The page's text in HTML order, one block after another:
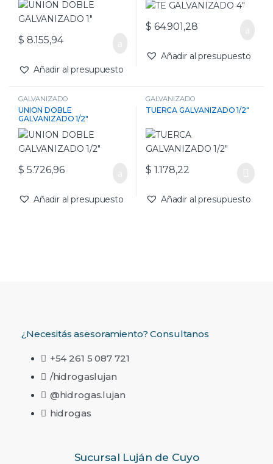
$ 8.155,94
Añadir al presupuesto
$ 64.901,28
Añadir al presupuesto
GALVANIZADO
UNION DOBLE
GALVANIZADO 1/2″
$ 5.726,96
Añadir al presupuesto
GALVANIZADO
TUERCA GALVANIZADO 1/2″
$ 1.178,22
Añadir al presupuesto
¿Necesitás asesoramiento? Consultanos
+54 261 5 087 721
/hidrogaslujan
@hidrogas.lujan
hidrogas
Sucursal Luján de Cuyo